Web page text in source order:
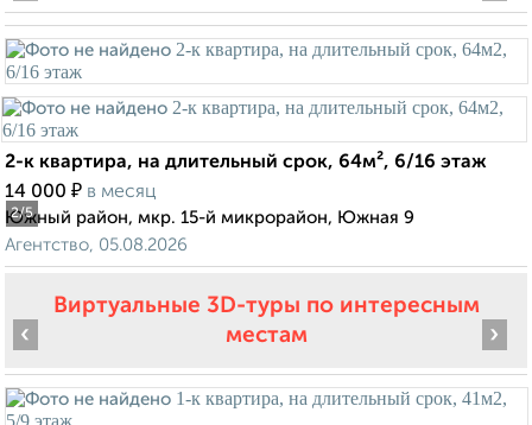
2/5
2-к квартира, на длительный срок, 64м², 6/16 этаж
14 000 ₽ в месяц
Южный район, мкр. 15-й микрорайон, Южная 9
Агентство, 05.08.2026
Виртуальные 3D-туры по интересным
местам
‹ ›